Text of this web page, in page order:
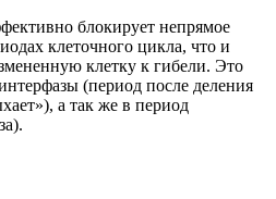
блокирует непрямое
клеточного цикла, что и
клетку к гибели. Это
(период после деления
а так же в период